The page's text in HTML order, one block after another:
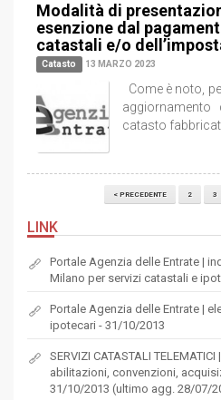
Modalità di
esenzione dal
catastali e/o
Catasto 13 MARZO 2023
Come è noto,
aggiornamento
catasto
< PRECEDENTE 2 3
LINK
Portale Agenzia delle Entrate |
Milano per servizi catastali e
Portale Agenzia delle Entrate |
ipotecari - 31/10/2013
SERVIZI CATASTALI
abilitazioni, convenzioni,
31/10/2013 (ultimo agg. 28/07/